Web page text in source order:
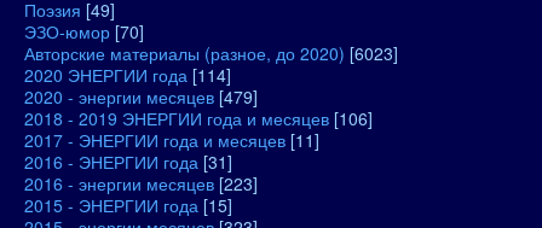
Поэзия [49]
ЭЗО-юмор [70]
Авторские материалы (разное, до 2020) [6023]
2020 ЭНЕРГИИ года [114]
2020 - энергии месяцев [479]
2018 - 2019 ЭНЕРГИИ года и месяцев [106]
2017 - ЭНЕРГИИ года и месяцев [11]
2016 - ЭНЕРГИИ года [31]
2016 - энергии месяцев [223]
2015 - ЭНЕРГИИ года [15]